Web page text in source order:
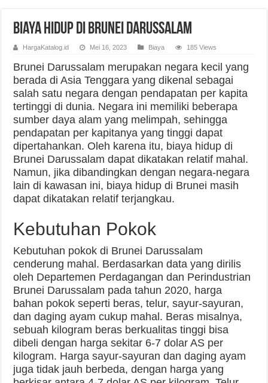
Biaya Hidup di Brunei Darussalam
HargaKatalog.id Mei 16, 2023 Biaya 185 Views
Brunei Darussalam merupakan negara kecil yang
berada di Asia Tenggara yang dikenal sebagai
salah satu negara dengan pendapatan per kapita
tertinggi di dunia. Negara ini memiliki beberapa
sumber daya alam yang melimpah, sehingga
pendapatan per kapitanya yang tinggi dapat
dipertahankan. Oleh karena itu, biaya hidup di
Brunei Darussalam dapat dikatakan relatif mahal.
Namun, jika dibandingkan dengan negara-negara
lain di kawasan ini, biaya hidup di Brunei masih
dapat dikatakan relatif terjangkau.
Kebutuhan Pokok
Kebutuhan pokok di Brunei Darussalam
cenderung mahal. Berdasarkan data yang dirilis
oleh Departemen Perdagangan dan Perindustrian
Brunei Darussalam pada tahun 2020, harga
bahan pokok seperti beras, telur, sayur-sayuran,
dan daging ayam cukup mahal. Beras misalnya,
sebuah kilogram beras berkualitas tinggi bisa
dibeli dengan harga sekitar 6-7 dolar AS per
kilogram. Harga sayur-sayuran dan daging ayam
juga tidak jauh berbeda, dengan harga yang